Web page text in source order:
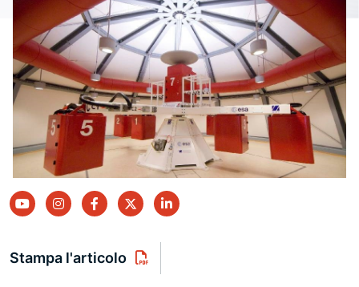
youtubeinstagramfacebooktwitterlinkedin
Stampa l'articolo